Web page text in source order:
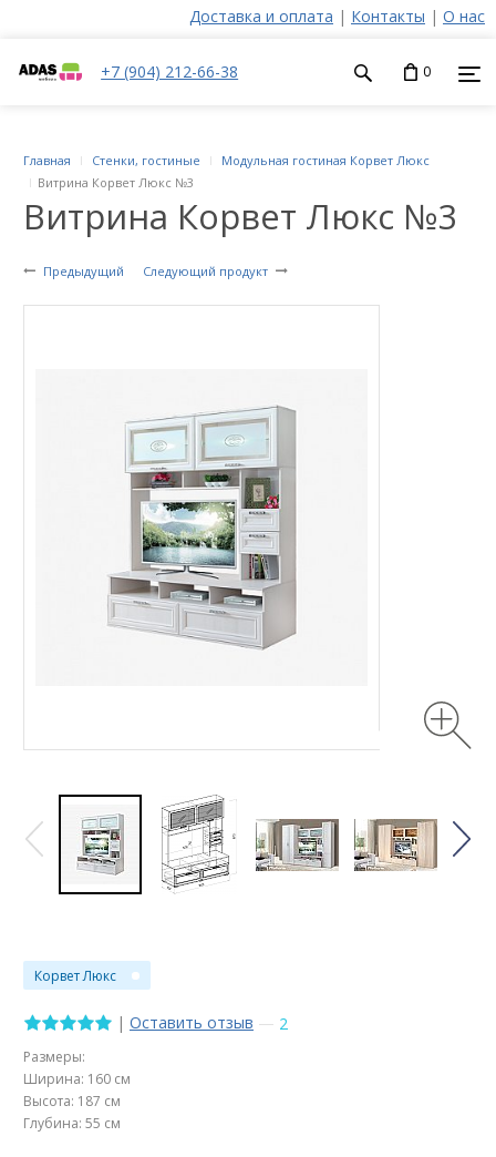
Доставка и оплата | Контакты | О нас
+7 (904) 212-66-38 0
Витрина Корвет Люкс №3
Предыдущий Следующий продукт
Главная Стенки, гостиные
Модульная гостиная Корвет Люкс
Витрина Корвет Люкс №3
Корвет Люкс
| Оставить отзыв — 2
Размеры:
Ширина: 160 см
Высота: 187 см
Глубина: 55 см